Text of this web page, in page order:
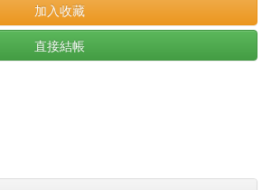
加入收藏
直接結帳